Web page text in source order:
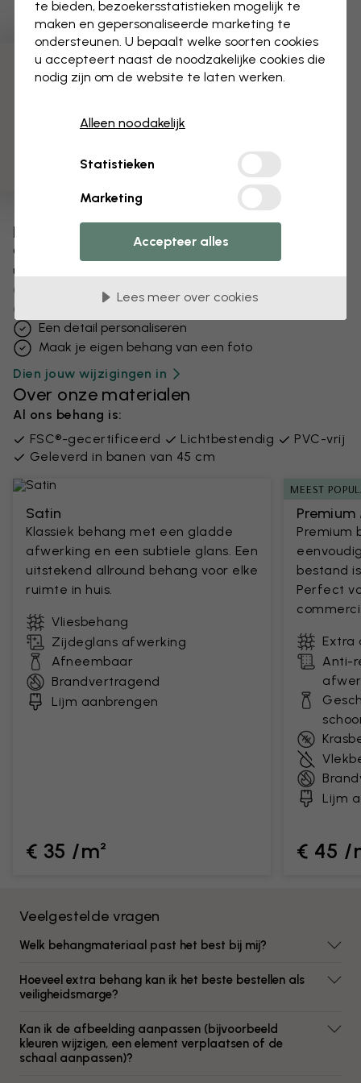
Bewerk uw behang
Ons ontwerpteam kan elk motief aanpassen om het
uniek voor jou te maken.
Het formaat of de kleuren aanpassen
Een object toevoegen of verwijderen
Een detail personaliseren
Maak je eigen behang van een foto
Dien jouw wijzigingen in
Over onze materialen
Al ons behang is:
FSC®-gecertificeerd
Lichtbestendig
PVC-vrij
Geleverd in banen van 45 cm
Satin
Klassiek behang met een gladde
afwerking en een subtiele glans. Een
uitstekend allround behang voor elke
ruimte in huis.
Vliesbehang
Zijdeglans afwerking
Afneembaar
Brandvertragend
Lijm aanbrengen
€ 35 /m²
MEEST
Premium
bestand
Perfect
Extra
Anti-
Lijm
€ 45 /
Veelgestelde vragen
Welk behangmateriaal past het best bij mij?
Hoeveel extra behang kan ik het beste bestellen als
veiligheidsmarge?
Kan ik de afbeelding aanpassen (bijvoorbeeld
kleuren wijzigen, een element verplaatsen of de
schaal aanpassen)?
te bieden, bezoekersstatistieken mogelijk te
maken en gepersonaliseerde marketing te
ondersteunen. U bepaalt welke soorten cookies
u accepteert naast de noodzakelijke cookies die
nodig zijn om de website te laten werken.
Alleen noodakelijk
Statistieken
Marketing
Accepteer alles
Lees meer over cookies